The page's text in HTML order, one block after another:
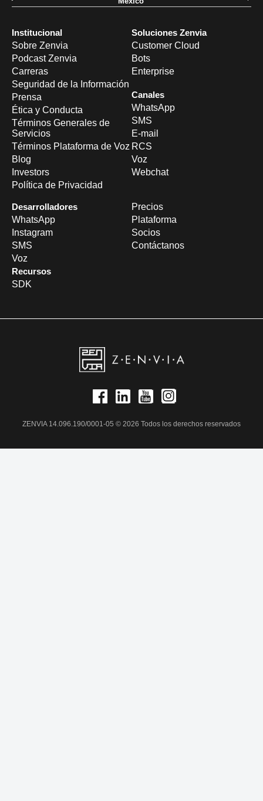
Institucional
Sobre Zenvia
Podcast Zenvia
Carreras
Seguridad de la Información
Prensa
Ética y Conducta
Términos Generales de
Servicios
Términos Plataforma de Voz
Blog
Investors
Política de Privacidad
Soluciones Zenvia
Customer Cloud
Bots
Enterprise
Canales
WhatsApp
SMS
E-mail
RCS
Voz
Webchat
Desarrolladores
WhatsApp
Instagram
SMS
Voz
Recursos
SDK
Precios
Plataforma
Socios
Contáctanos
ZENVIA 14.096.190/0001-05 © 2026 Todos los derechos reservados